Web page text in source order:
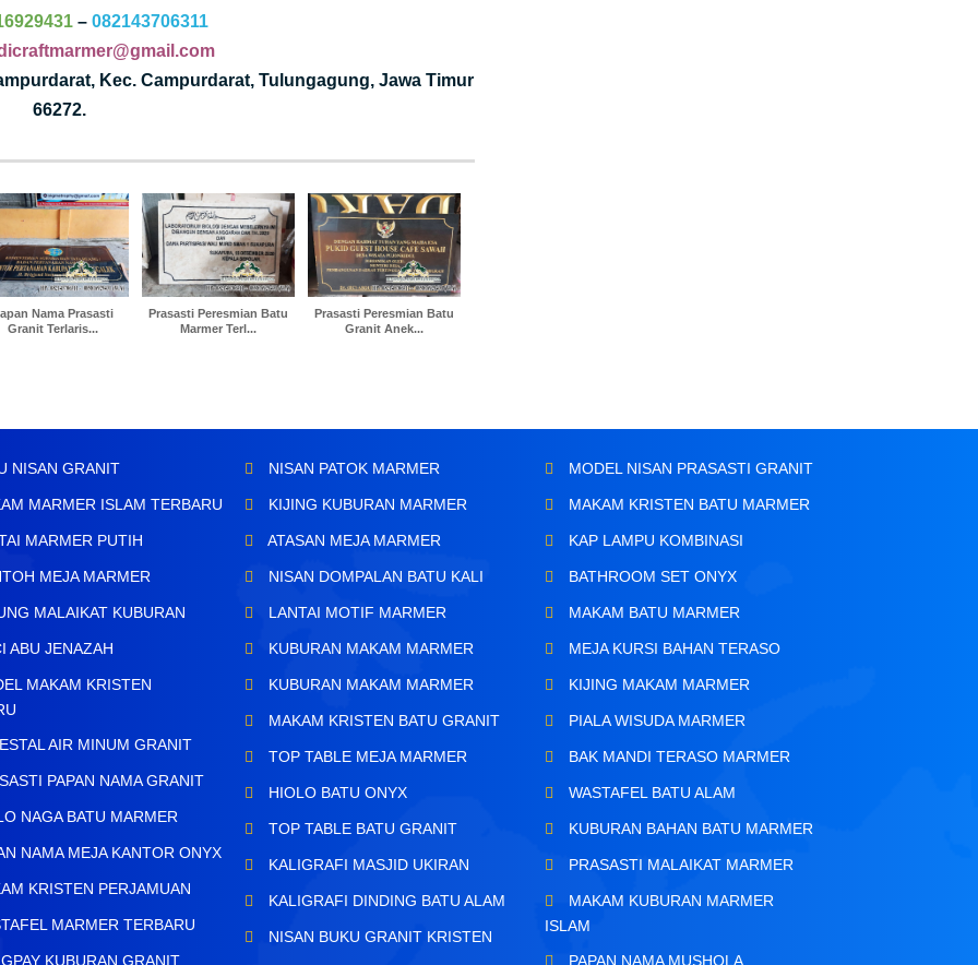
– 082143706311
Kec. Campurdarat, Tulungagung, Jawa Timur
66272.
Nama Prasasti
Granit Terlaris...
Prasasti Peresmian Batu
Marmer Terl...
Prasasti Peresmian Batu
Granit Anek...
NISAN GRANIT
MARMER ISLAM TERBARU
MARMER PUTIH
MEJA MARMER
MALAIKAT KUBURAN
ABU JENAZAH
MAKAM KRISTEN
AIR MINUM GRANIT
PAPAN NAMA GRANIT
NAGA BATU MARMER
NAMA MEJA KANTOR ONYX
KRISTEN PERJAMUAN
MARMER TERBARU
KUBURAN GRANIT
NISAN PATOK MARMER
KIJING KUBURAN MARMER
ATASAN MEJA MARMER
NISAN DOMPALAN BATU KALI
LANTAI MOTIF MARMER
KUBURAN MAKAM MARMER
KUBURAN MAKAM MARMER
MAKAM KRISTEN BATU GRANIT
TOP TABLE MEJA MARMER
HIOLO BATU ONYX
TOP TABLE BATU GRANIT
KALIGRAFI MASJID UKIRAN
KALIGRAFI DINDING BATU ALAM
NISAN BUKU GRANIT KRISTEN
MODEL NISAN PRASASTI GRANIT
MAKAM KRISTEN BATU MARMER
KAP LAMPU KOMBINASI
BATHROOM SET ONYX
MAKAM BATU MARMER
MEJA KURSI BAHAN TERASO
KIJING MAKAM MARMER
PIALA WISUDA MARMER
BAK MANDI TERASO MARMER
WASTAFEL BATU ALAM
KUBURAN BAHAN BATU MARMER
PRASASTI MALAIKAT MARMER
MAKAM KUBURAN MARMER
ISLAM
PAPAN NAMA MUSHOLA